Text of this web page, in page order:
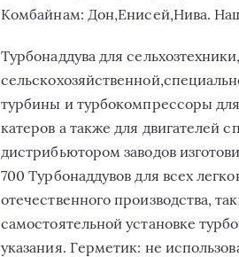
Комбайнам: Дон,Енисей,Нива.
Турбонаддува для
турбины и турбокомпрессоры
катеров а также для двигателей
дистрибьютором заводов
700 Турбонаддувов для всех
отечественного производства,
самостоятельной установке
указания. Герметик: не